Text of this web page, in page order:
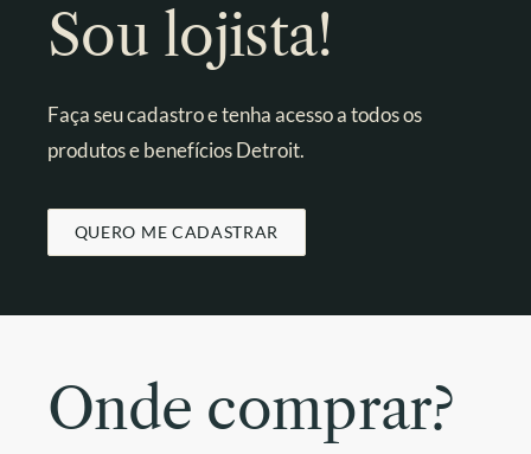
Sou lojista!
Faça seu cadastro e tenha acesso a todos os
produtos e benefícios Detroit.
QUERO ME CADASTRAR
Onde comprar?